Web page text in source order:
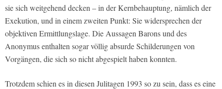
sie sich weitgehend decken – in der Kernbehauptung, nämlich der
Exekution, und in einem zweiten Punkt: Sie widersprechen der
objektiven Ermittlungslage. Die Aussagen Barons und des
Anonymus enthalten sogar völlig absurde Schilderungen von
Vorgängen, die sich so nicht abgespielt haben konnten.
Trotzdem schien es in diesen Julitagen 1993 so zu sein, dass es eine